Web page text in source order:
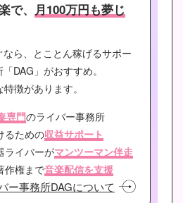
で、 月100万円も夢じ
ら、とことん稼げるサポー
DAG」がおすすめ。
徴があります。
専門のライバー事務所
るための収益サポート
ライバーがマンツーマン伴走
作権まで音楽配信を支援
ー事務所DAGについて